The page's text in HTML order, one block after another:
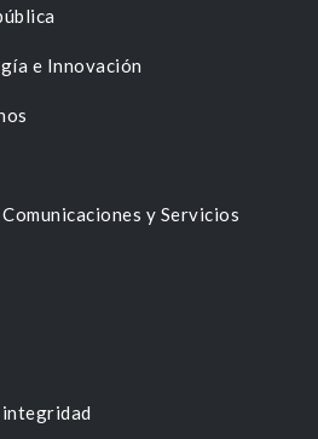
e Innovación
y Servicios
integridad